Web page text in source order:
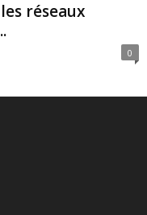
réseaux
0